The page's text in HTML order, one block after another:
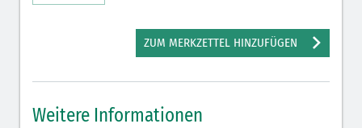
ZUM MERKZETTEL HINZUFÜGEN
Weitere Informationen